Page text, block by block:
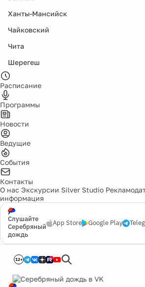
Ханты-Мансийск
Чайковский
Чита
Шерегеш
Расписание
Программы
Новости
Ведущие
События
Контакты
О нас Экскурсии Silver Studio
информация
Слушайте
Серебряный
дождь
App Store Google Play
12+
Реклама